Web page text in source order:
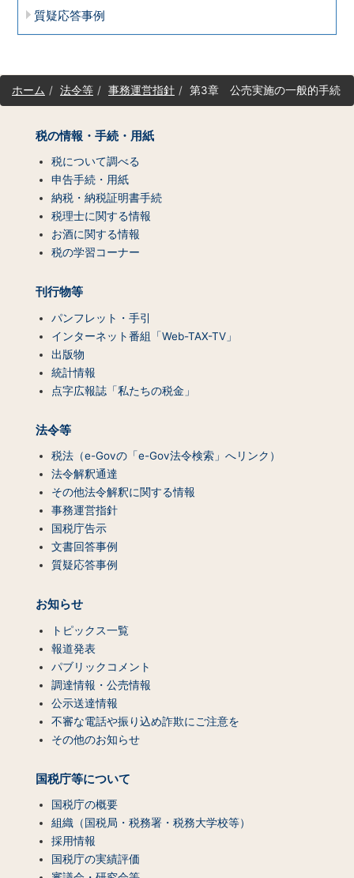
質疑応答事例
サ
イホーム 法令等 事務運営指針 第3章 公売実施の一般的手続
税の情報・手続・用紙
税について調べる
申告手続・用紙
納税・納税証明書手続
税理士に関する情報
お酒に関する情報
税の学習コーナー
刊行物等
パンフレット・手引
インターネット番組「Web-TAX-TV」
出版物
統計情報
点字広報誌「私たちの税金」
法令等
税法（e-Govの「e-Gov法令検索」へリンク）
法令解釈通達
その他法令解釈に関する情報
事務運営指針
国税庁告示
文書回答事例
質疑応答事例
お知らせ
トピックス一覧
報道発表
パブリックコメント
調達情報・公売情報
公示送達情報
不審な電話や振り込め詐欺にご注意を
その他のお知らせ
国税庁等について
国税庁の概要
組織（国税局・税務署・税務大学校等）
採用情報
国税庁の実績評価